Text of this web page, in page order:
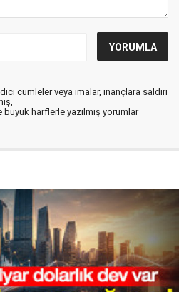
cümleler veya imalar, inançlara saldırı
harflerle yazılmış yorumlar